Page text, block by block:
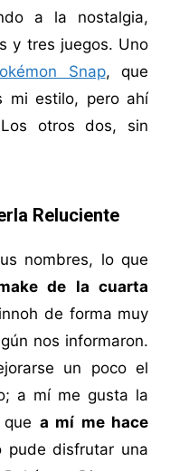
a la nostalgia,
y tres juegos. Uno
Snap, que
mi estilo, pero ahí
otros dos, sin
Reluciente
nombres, lo que
de la cuarta
de forma muy
nos informaron.
un poco el
a mí me gusta la
a mí me hace
pude disfrutar una